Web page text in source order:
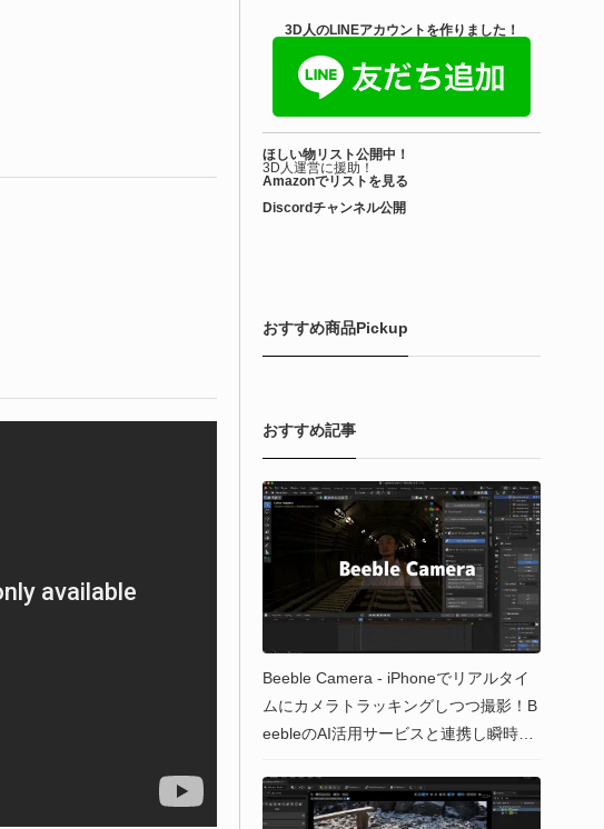
SiroinoSotai | 完全無料＆CC0 で商用利用OK
3D人のLINEアカウントを作りました！
ほしい物リスト公開中！
3D人運営に援助！
Amazonでリストを見る
Discordチャンネル公開
おすすめ商品Pickup
おすすめ記事
Beeble Camera - iPhoneでリアルタイ
ムにカメラトラッキングしつつ撮影！B
eebleのAI活用サービスと連携し瞬時に
成が可能なアプリ！